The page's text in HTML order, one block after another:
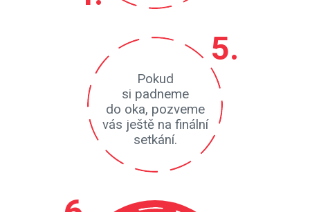
Pokud
si padneme
do oka, pozveme
vás ještě na finální
setkání.